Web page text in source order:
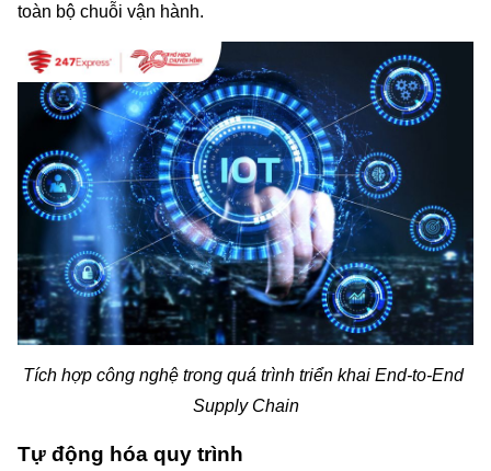
toàn bộ chuỗi vận hành.
Tích hợp công nghệ trong quá trình triển khai End-to-End
Supply Chain
Tự động hóa quy trình